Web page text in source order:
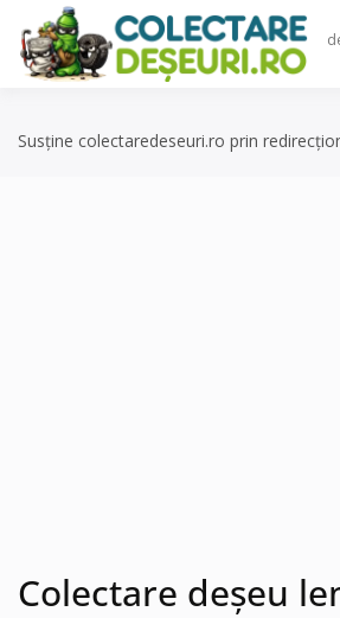
content
Susține colectaredeseuri.ro prin
Colectare deșeu